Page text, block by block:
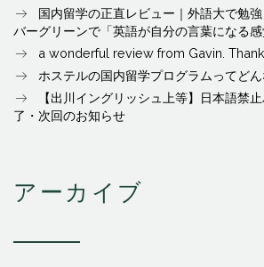
国内留学の正直レビュー｜外語大で勉
バーグリーンで「英語が自分の言葉になる
a wonderful review from Gavin.
ホステルの国内留学プログラムってど
【出川イングリッシュ上等】日本語禁
了・次回のお知らせ
アーカイブ